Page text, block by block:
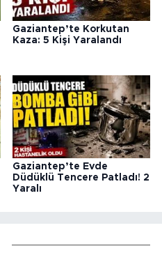
Gaziantep’te Korkutan
Kaza: 5 Kişi Yaralandı
Gaziantep’te Evde
Düdüklü Tencere Patladı! 2
Yaralı